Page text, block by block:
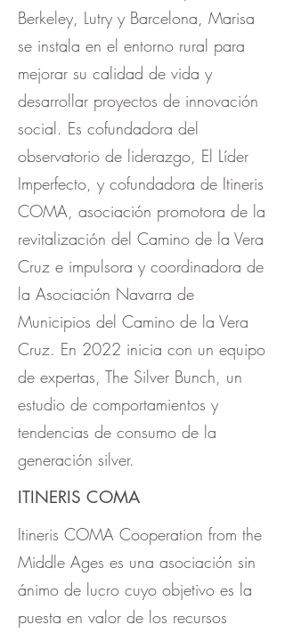
Berkeley, Lutry y Barcelona, Marisa
se instala en el entorno rural para
mejorar su calidad de vida y
desarrollar proyectos de innovación
social. Es cofundadora del
observatorio de liderazgo, El Líder
Imperfecto, y cofundadora de Itineris
COMA, asociación promotora de la
revitalización del Camino de la Vera
Cruz e impulsora y coordinadora de
la Asociación Navarra de
Municipios del Camino de la Vera
Cruz. En 2022 inicia con un equipo
de expertas, The Silver Bunch, un
estudio de comportamientos y
tendencias de consumo de la
generación silver.
ITINERIS COMA
Itineris COMA Cooperation from the
Middle Ages es una asociación sin
ánimo de lucro cuyo objetivo es la
puesta en valor de los recursos